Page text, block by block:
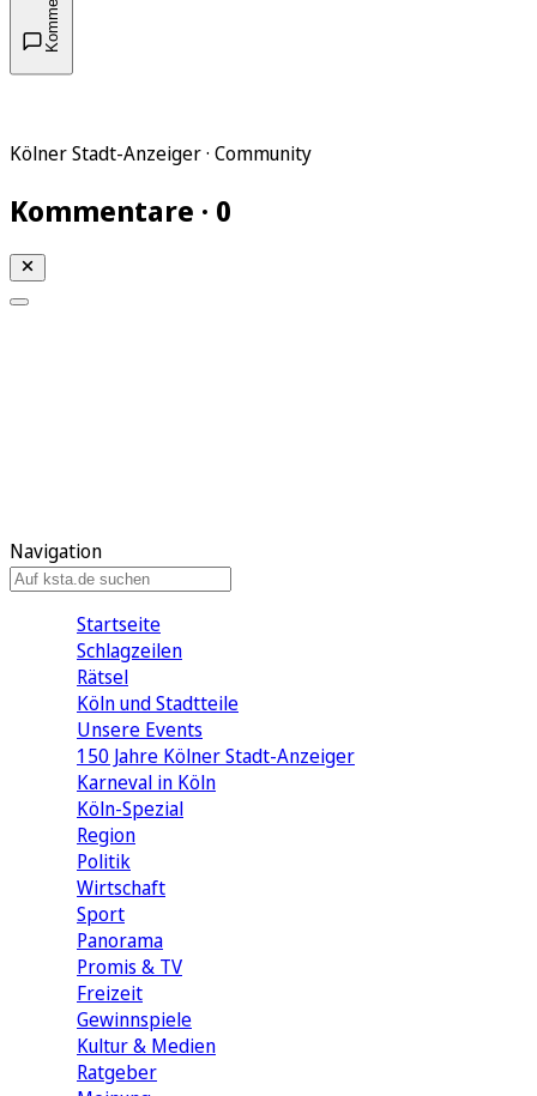
Kölner Stadt-Anzeiger · Community
Kommentare · 0
Navigation
Startseite
Schlagzeilen
Rätsel
Köln und Stadtteile
Unsere Events
150 Jahre Kölner Stadt-Anzeiger
Karneval in Köln
Köln-Spezial
Region
Politik
Wirtschaft
Sport
Panorama
Promis & TV
Freizeit
Gewinnspiele
Kultur & Medien
Ratgeber